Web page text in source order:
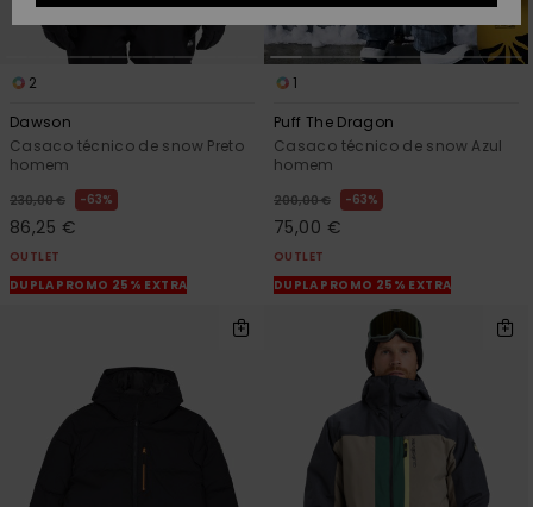
obteres a
resposta mais
rápida à tua
pergunta.
Iniciar uma
frequentes e o
formulário de
PRESENTE
LISTA DE
DESEJO
2
Dawson
Casaco técnico de snow Preto
homem
230,00 € 63%
86,25 €
OUTLET
DUPLA PROMO 25% EXTRA
1
Puff The Dragon
Casaco técnico de snow Azul
homem
200,00 € 63%
75,00 €
OUTLET
DUPLA PROMO 25% EXTRA